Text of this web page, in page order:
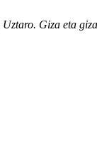
Uztaro. Giza eta